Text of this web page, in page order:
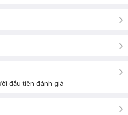
đầu tiên đánh giá